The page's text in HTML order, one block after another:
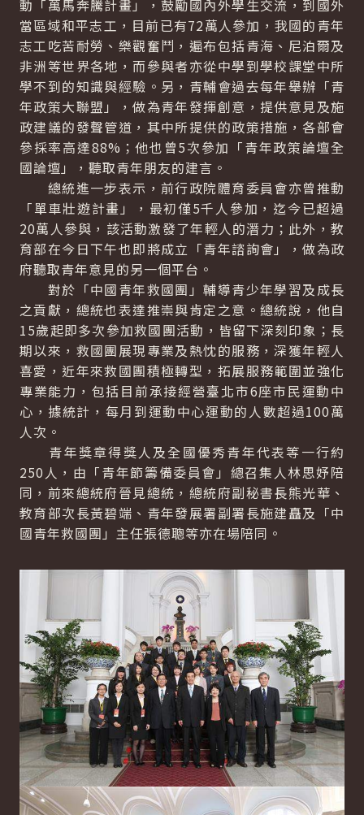
動「萬馬奔騰計畫」，鼓勵國內外學生交流，到國外
當區域和平志工，目前已有72萬人參加，我國的青年
志工吃苦耐勞、樂觀奮鬥，遍布包括青海、尼泊爾及
非洲等世界各地，而參與者亦從中學到學校課堂中所
學不到的知識與經驗。另，青輔會過去每年舉辦「青
年政策大聯盟」，做為青年發揮創意，提供意見及施
政建議的發聲管道，其中所提供的政策措施，各部會
參採率高達88%；他也曾5次參加「青年政策論壇全
國論壇」，聽取青年朋友的建言。
總統進一步表示，前行政院體育委員會亦曾推動
「單車壯遊計畫」，最初僅5千人參加，迄今已超過
20萬人參與，該活動激發了年輕人的潛力；此外，教
育部在今日下午也即將成立「青年諮詢會」，做為政
府聽取青年意見的另一個平台。
對於「中國青年救國團」輔導青少年學習及成長
之貢獻，總統也表達推崇與肯定之意。總統說，他自
15歲起即多次參加救國團活動，皆留下深刻印象；長
期以來，救國團展現專業及熱忱的服務，深獲年輕人
喜愛，近年來救國團積極轉型，拓展服務範圍並強化
專業能力，包括目前承接經營臺北市6座市民運動中
心，據統計，每月到運動中心運動的人數超過100萬
人次。
青年獎章得獎人及全國優秀青年代表等一行約
250人，由「青年節籌備委員會」總召集人林思妤陪
同，前來總統府晉見總統，總統府副秘書長熊光華、
教育部次長黃碧端、青年發展署副署長施建矗及「中
國青年救國團」主任張德聰等亦在場陪同。